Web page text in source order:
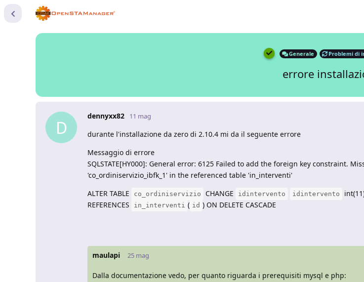
Generale Problemi di
errore
D
dennyxx82 11 mag
durante l'installazione da zero di 2.10.4 mi da il seguente errore
Messaggio di errore
SQLSTATE[HY000]: General error: 6125 Failed to add the foreign key constraint.
'co_ordiniservizio_ibfk_1' in the referenced table 'in_interventi'
ALTER TABLE
co_ordiniservizio CHANGE idintervento idintervento
REFERENCES
in_interventi ( id ) ON DELETE CASCADE
maulapi 25 mag
Dalla documentazione vedo, per quanto riguarda i prerequisiti mysql e php: